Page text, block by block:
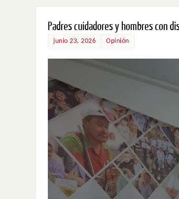
Padres cuidadores y hombres con
junio 23, 2026 Opinión